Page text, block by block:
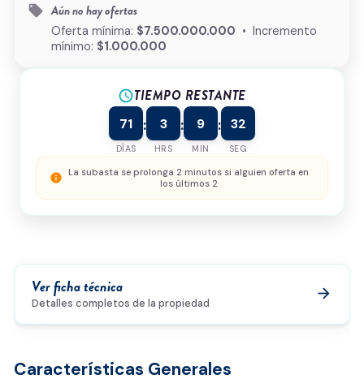
¿Cómo podemos ayudarte?
política de privacidady el
tratamiento de
Enviar solicitud
local_offer Aún no hay ofertas
Oferta mínima: $7.500.000.000 • Incremento
mínimo: $1.000.000
scheduleTIEMPO RESTANTE
71
DÍAS
: 3
HRS
: 9
MIN
: 32
SEG
info La subasta se prolonga 2 minutos si alguien oferta en
los últimos 2
Ver ficha técnica
Detalles completos de la propiedad
arrow_forward
Características Generales